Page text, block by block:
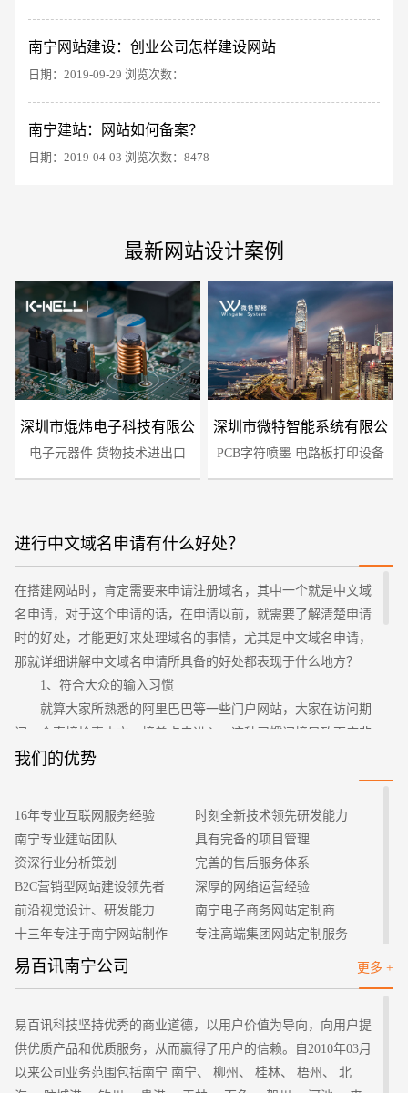
南宁网站建设：创业公司怎样建设网站
日期：2019-09-29 浏览次数：
南宁建站：网站如何备案？
日期：2019-04-03 浏览次数：8478
最新网站设计案例
深圳市焜炜电子科技有限公
司
电子元器件 货物技术进出口
深圳市微特智能系统有限公
司
PCB字符喷墨 电路板打印设备
进行中文域名申请有什么好处？
在搭建网站时，肯定需要来申请注册域名，其中一个就是中文域
名申请，对于这个申请的话，在申请以前，就需要了解清楚申请
时的好处，才能更好来处理域名的事情，尤其是中文域名申请，
那就详细讲解中文域名申请所具备的好处都表现于什么地方？
1、符合大众的输入习惯
就算大家所熟悉的阿里巴巴等一些门户网站，大家在访问期
间，会直接检索中文，接着点击进入。这种习惯间接导致百度非
常发达，利用中文国际域名，网友能把企业的中文名都记住，能
在地址栏上直接就输入中文来访问，不用到百度搜索。中文国际
3、很广的覆盖面
语言上的障碍是许多中文地区电商发展的一块绊脚石，用中
文国际域名自然是很适合中国人的习惯，网站的中文名能记住，
便能来访问网站，语言上的障碍也能彻底扫除。
4、优秀的域名资源很丰富
过去英文域名的体系之下，热门的行业词、通用词常被外企
我们的优势
16年专业互联网服务经验
南宁专业建站团队
资深行业分析策划
B2C营销型网站建设领先者
前沿视觉设计、研发能力
十三年专注于南宁网站制作
客户的满意是我们唯一的宗旨
时刻全新技术领先研发能力
具有完备的项目管理
完善的售后服务体系
深厚的网络运营经验
南宁电子商务网站定制商
专注高端集团网站定制服务
更多 +
易百讯南宁公司
易百讯科技坚持优秀的商业道德，以用户价值为导向，向用户提
供优质产品和优质服务，从而赢得了用户的信赖。自2010年03月
以来公司业务范围包括南宁 南宁、 柳州、 桂林、 梧州、 北
您的预算 1万-3万 3万-5万 5万-8万